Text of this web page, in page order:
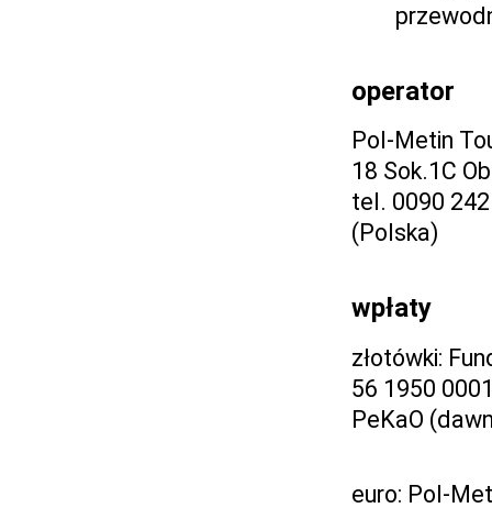
operator
Pol-Metin
18 Sok.1C
tel. 0090
(Polska)
wpłaty
złotówki:
56 1950
PeKaO
euro: Pol-